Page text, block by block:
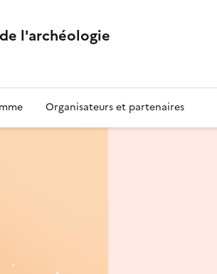
l'archéologie
Organisateurs et partenaires